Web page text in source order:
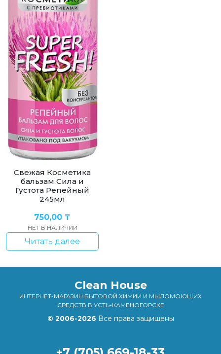
Свежая Косметика
бальзам Сила и
Густота Репейный
245мл
750,00 ₸
НЕТ В НАЛИЧИИ
Читать далее
Clean House
ИНТЕРНЕТ-МАГАЗИН БЫТОВОЙ ХИМИИ И МЫЛОМОЮЩИХ
СРЕДСТВ В УСТЬ-КАМЕНОГОРСКЕ
© 2006-2026 Все права защищены